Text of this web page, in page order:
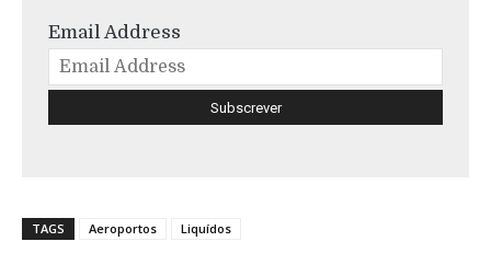
Email Address
TAGS Aeroportos Liquídos